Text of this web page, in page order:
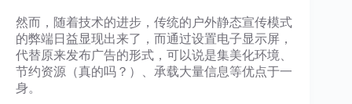
然而，随着技术的进步，传统的户外静态宣传模式
的弊端日益显现出来了，而通过设置电子显示屏，
代替原来发布广告的形式，可以说是集美化环境、
节约资源（真的吗？）、承载大量信息等优点于一
身。